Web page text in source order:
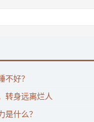
不好？
转身远离烂人
是什么？